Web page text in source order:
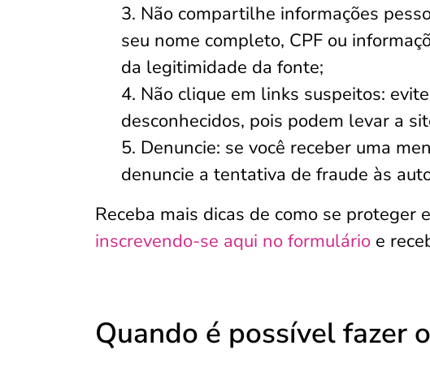
Não compartilhe informações
seu nome completo, CPF ou
da legitimidade da fonte;
Não clique em links suspeitos:
desconhecidos, pois podem levar a
Denuncie: se você receber uma
denuncie a tentativa de fraude às
Receba mais dicas de como se proteger
inscrevendo-se aqui no formulário e
Quando é possível fazer